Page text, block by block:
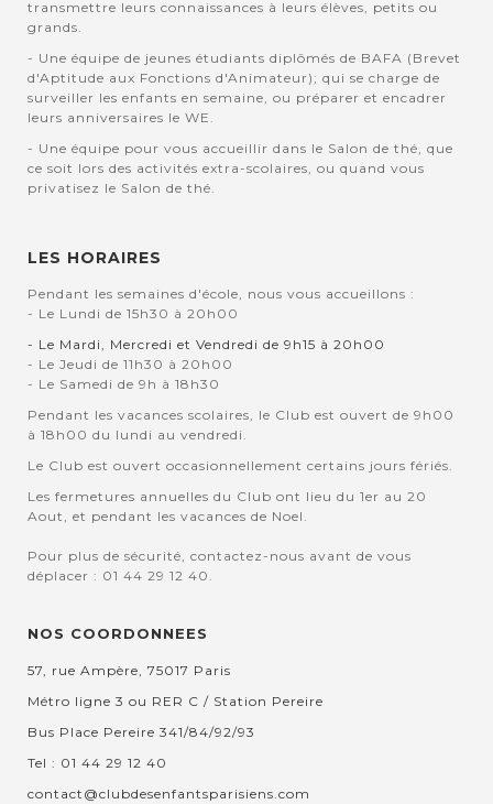
transmettre leurs connaissances à leurs élèves, petits ou
grands.
- Une équipe de jeunes étudiants diplômés de BAFA (Brevet
d'Aptitude aux Fonctions d'Animateur); qui se charge de
surveiller les enfants en semaine, ou préparer et encadrer
leurs anniversaires le WE.
- Une équipe pour vous accueillir dans le Salon de thé, que
ce soit lors des activités extra-scolaires, ou quand vous
privatisez le Salon de thé.
LES HORAIRES
Pendant les semaines d'école, nous vous accueillons :
- Le Lundi de 15h30 à 20h00
- Le Mardi, Mercredi et Vendredi de 9h15 à 20h00
- Le Jeudi de 11h30 à 20h00
- Le Samedi de 9h à 18h30
Pendant les vacances scolaires, le Club est ouvert de 9h00
à 18h00 du lundi au vendredi.
Le Club est ouvert occasionnellement certains jours fériés.
Les fermetures annuelles du Club ont lieu du 1er au 20
Aout, et pendant les vacances de Noel.
Pour plus de sécurité, contactez-nous avant de vous
déplacer : 01 44 29 12 40.
NOS COORDONNEES
57, rue Ampère, 75017 Paris
Métro ligne 3 ou RER C / Station Pereire
Bus Place Pereire 341/84/92/93
Tel : 01 44 29 12 40
contact@clubdesenfantsparisiens.com